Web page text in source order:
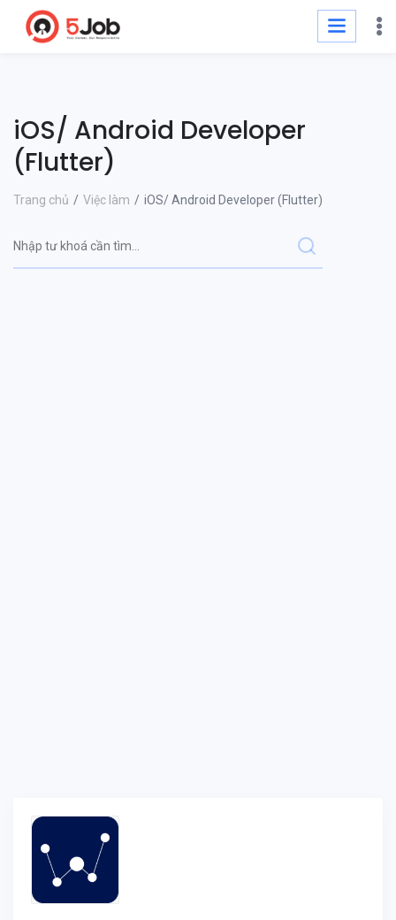
iOS/ Android Developer
(Flutter)
Trang chủ Việc làm iOS/ Android Developer (Flutter)